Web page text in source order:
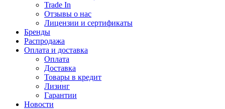
Trade In
Отзывы о нас
Лицензии и сертификаты
Бренды
Распродажа
Оплата и доставка
Оплата
Доставка
Товары в кредит
Лизинг
Гарантии
Новости